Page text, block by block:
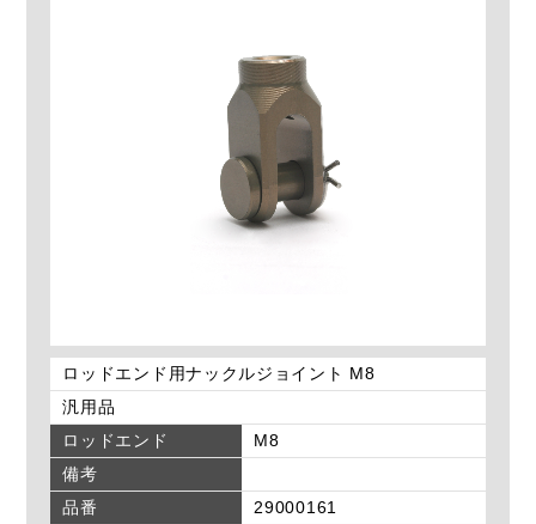
ロッドエンド用ナックルジョイント M8
汎用品
ロッドエンド
M8
備考
品番
29000161